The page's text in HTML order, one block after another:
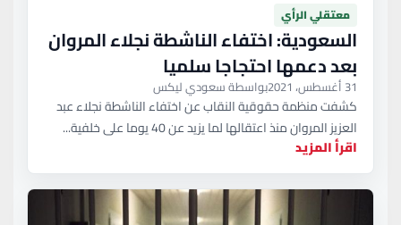
معتقلي الرأي
السعودية: اختفاء الناشطة نجلاء المروان
بعد دعمها احتجاجا سلميا
31 أغسطس، 2021 بواسطة سعودي ليكس
كشفت منظمة حقوقية النقاب عن اختفاء الناشطة نجلاء عبد
العزيز المروان منذ اعتقالها لما يزيد عن 40 يوما على خلفية...
اقرأ المزيد